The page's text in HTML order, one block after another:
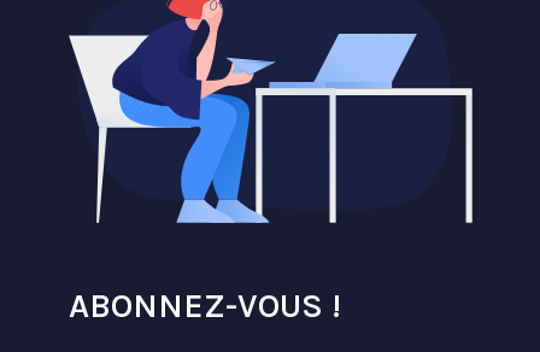
ABONNEZ-VOUS !